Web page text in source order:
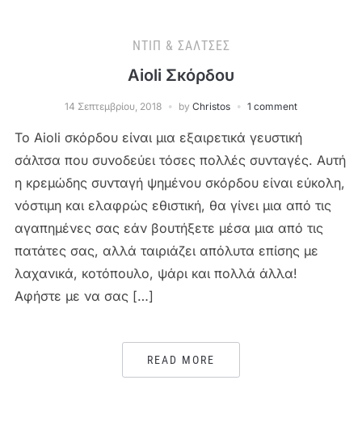
ΝΤΙΠ & ΣΆΛΤΣΕΣ
Aioli Σκόρδου
14 Σεπτεμβρίου, 2018 by Christos 1 comment
Το Aioli σκόρδου είναι μια εξαιρετικά γευστική
σάλτσα που συνοδεύει τόσες πολλές συνταγές. Αυτή
η κρεμώδης συνταγή ψημένου σκόρδου είναι εύκολη,
νόστιμη και ελαφρώς εθιστική, θα γίνει μια από τις
αγαπημένες σας εάν βουτήξετε μέσα μια από τις
πατάτες σας, αλλά ταιριάζει απόλυτα επίσης με
λαχανικά, κοτόπουλο, ψάρι και πολλά άλλα!
Αφήστε με να σας […]
READ MORE